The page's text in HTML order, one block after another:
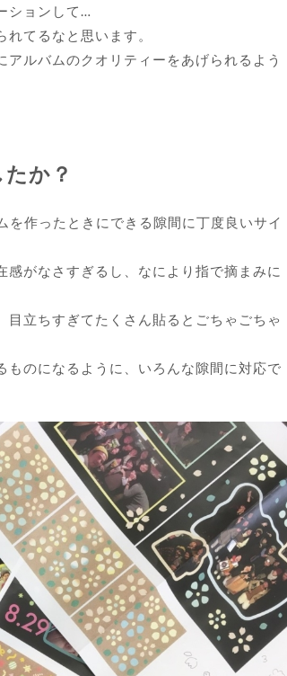
ションして…
てるなと思います。
ルバムのクオリティーをあげられるよう
か？
を作ったときにできる隙間に丁度良いサイ
がなさすぎるし、なにより指で摘まみに
立ちすぎてたくさん貼るとごちゃごちゃ
のになるように、いろんな隙間に対応で